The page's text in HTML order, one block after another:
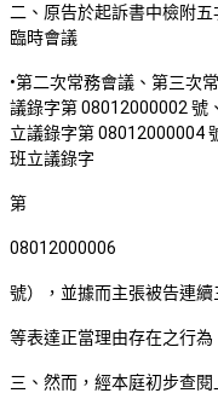
二、原告於起訴書中檢附
臨時會議
•第二次常務會議、第三次
議錄字第 08012000002 號
立議錄字第 08012000004
班立議錄字
第
08012000006
號），並據而主張被告連
等表達正當理由存在之行為
三、然而，經本庭初步查